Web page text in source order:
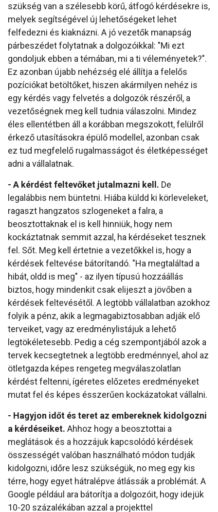
szükség van a szélesebb körű, átfogó kérdésekre is,
melyek segítségével új lehetőségeket lehet
felfedezni és kiaknázni. A jó vezetők manapság
párbeszédet folytatnak a dolgozóikkal: "Mi ezt
gondoljuk ebben a témában, mi a ti véleményetek?".
Ez azonban újabb nehézség elé állítja a felelős
pozíciókat betöltőket, hiszen akármilyen nehéz is
egy kérdés vagy felvetés a dolgozók részéről, a
vezetőségnek meg kell tudnia válaszolni. Mindez
éles ellentétben áll a korábban megszokott, felülről
érkező utasításokra épülő modellel, azonban csak
ez tud megfelelő rugalmasságot és életképességet
adni a vállalatnak.
- A kérdést feltevőket jutalmazni kell. De
legalábbis nem büntetni. Hiába küldd ki körleveleket,
ragaszt hangzatos szlogeneket a falra, a
beosztottaknak el is kell hinniük, hogy nem
kockáztatnak semmit azzal, ha kérdéseket tesznek
fel. Sőt. Meg kell értetnie a vezetőkkel is, hogy a
kérdések feltevése bátorítandó. "Ha megtaláltad a
hibát, oldd is meg" - az ilyen típusú hozzáállás
biztos, hogy mindenkit csak elijeszt a jövőben a
kérdések feltevésétől. A legtöbb vállalatban azokhoz
folyik a pénz, akik a legmagabiztosabban adják elő
terveiket, vagy az eredménylistájuk a lehető
legtökéletesebb. Pedig a cég szempontjából azok a
tervek kecsegtetnek a legtöbb eredménnyel, ahol az
ötletgazda képes rengeteg megválaszolatlan
kérdést feltenni, ígéretes előzetes eredményeket
mutat fel és képes ésszerűen kockázatokat vállalni.
- Hagyjon időt és teret az embereknek kidolgozni
a kérdéseiket. Ahhoz hogy a beosztottai a
meglátások és a hozzájuk kapcsolódó kérdések
összességét valóban használható módon tudják
kidolgozni, időre lesz szükségük, no meg egy kis
térre, hogy egyet hátralépve átlássák a problémát. A
Google például ara bátorítja a dolgozóit, hogy idejük
10-20 százalékában azzal a projekttel